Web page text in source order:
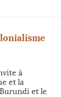
à
et la
et le